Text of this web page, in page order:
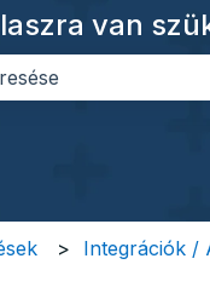
van
Integrációk /